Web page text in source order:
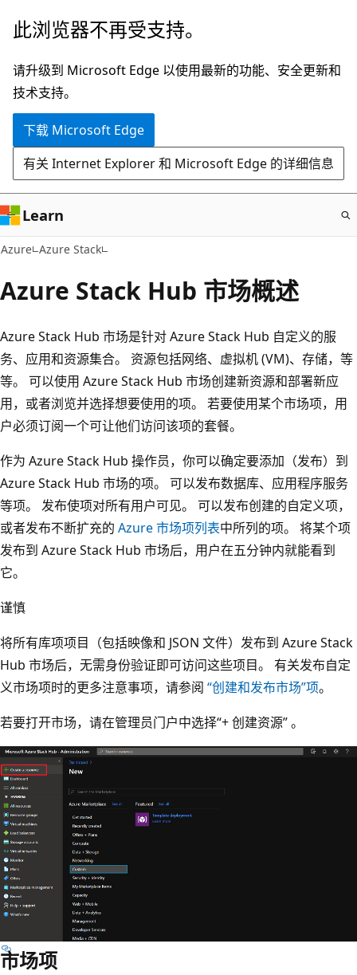
跳
主
要
内
此浏览器不再受支持。
请升级到 Microsoft Edge 以使用最新的功能、安全更新和
技术支持。
下载 Microsoft Edge
有关 Internet Explorer 和 Microsoft Edge 的详细信息
Learn
Azure Azure Stack
Azure Stack Hub 市场概述
Azure Stack Hub 市场是针对 Azure Stack Hub 自定义的服
务、应用和资源集合。 资源包括网络、虚拟机 (VM)、存储，等
等。 可以使用 Azure Stack Hub 市场创建新资源和部署新应
用，或者浏览并选择想要使用的项。 若要使用某个市场项，用
户必须订阅一个可让他们访问该项的套餐。
作为 Azure Stack Hub 操作员，你可以确定要添加（发布）到
Azure Stack Hub 市场的项。 可以发布数据库、应用程序服务
等项。 发布使项对所有用户可见。 可以发布创建的自定义项，
或者发布不断扩充的 Azure 市场项列表中所列的项。 将某个项
发布到 Azure Stack Hub 市场后，用户在五分钟内就能看到
它。
谨慎
将所有库项项目（包括映像和 JSON 文件）发布到 Azure Stack
Hub 市场后，无需身份验证即可访问这些项目。 有关发布自定
义市场项时的更多注意事项，请参阅 “创建和发布市场”项。
若要打开市场，请在管理员门户中选择“+ 创建资源” 。
市场项